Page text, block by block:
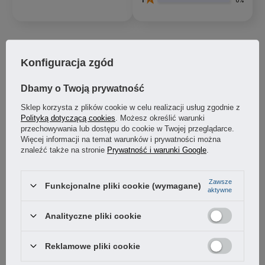
Jak zbieramy opinie?
Wyczyść Szukaj
zweryfikowano
Opinia dotyczy podobnego produktu:
4/8/2026
Konfiguracja zgód
Dbamy o Twoją prywatność
Sklep korzysta z plików cookie w celu realizacji usług zgodnie z
Polityką dotyczącą cookies . Możesz określić warunki
przechowywania lub dostępu do cookie w Twojej przeglądarce.
Więcej informacji na temat warunków i prywatności można
znaleźć także na stronie Prywatność i warunki Google
Funkcjonalne pliki cookie (wymagane)
Zawsze
aktywne
Analityczne pliki cookie
Reklamowe pliki cookie